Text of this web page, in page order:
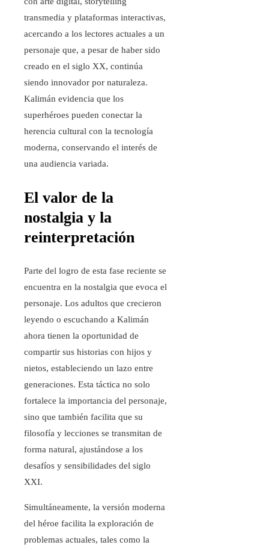
transmedia y plataformas interactivas,
acercando a los lectores actuales a un
personaje que, a pesar de haber sido
creado en el siglo XX, continúa
siendo innovador por naturaleza.
Kalimán evidencia que los
superhéroes pueden conectar la
herencia cultural con la tecnología
moderna, conservando el interés de
una audiencia variada.
El valor de la
nostalgia y la
reinterpretación
Parte del logro de esta fase reciente se
encuentra en la nostalgia que evoca el
personaje. Los adultos que crecieron
leyendo o escuchando a Kalimán
ahora tienen la oportunidad de
compartir sus historias con hijos y
nietos, estableciendo un lazo entre
generaciones. Esta táctica no solo
fortalece la importancia del personaje,
sino que también facilita que su
filosofía y lecciones se transmitan de
forma natural, ajustándose a los
desafíos y sensibilidades del siglo
XXI.
Simultáneamente, la versión moderna
del héroe facilita la exploración de
problemas actuales, tales como la